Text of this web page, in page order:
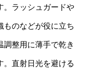
。ラッシュガードや
ものなどが役に立ち
調整用に薄手で乾き
。直射日光を避ける